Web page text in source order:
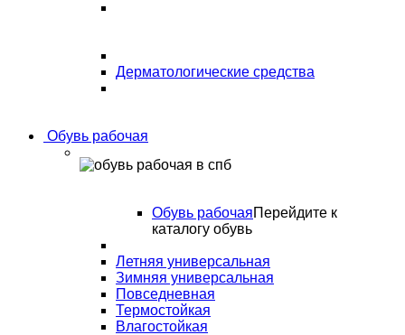
Дерматологические средства
Обувь рабочая
Обувь рабочаяПерейдите к
каталогу обувь
Летняя универсальная
Зимняя универсальная
Повседневная
Термостойкая
Влагостойкая